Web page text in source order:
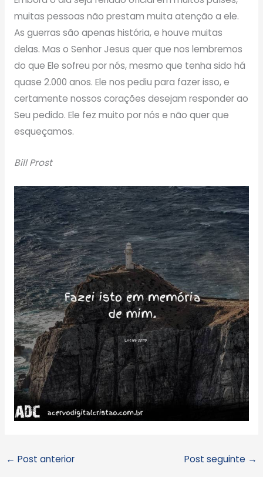
muitas pessoas não prestam muita atenção a ele.
As guerras são apenas história, e houve muitas
delas. Mas o Senhor Jesus quer que nos lembremos
do que Ele sofreu por nós, mesmo que tenha sido há
quase 2.000 anos. Ele nos pediu para fazer isso, e
certamente nossos corações desejam responder ao
Seu pedido. Ele fez muito por nós e não quer que
esqueçamos.
Bill Prost
← Post anterior Post seguinte →